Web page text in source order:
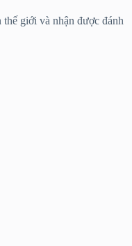
giới và nhận được đánh